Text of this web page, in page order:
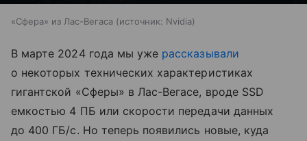
«Сфера» из Лас-Вегаса источник: Nvidia
В марте 2024 года мы уже рассказывали
о некоторых технических характеристиках
гигантской «Сферы» в Лас-Вегасе, вроде SSD
емкостью 4 ПБ или скорости передачи данных
до 400 ГБ/с. Но теперь появились новые, куда